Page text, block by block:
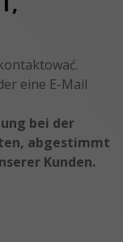
eine E-Mail
bei der
abgestimmt
Kunden.